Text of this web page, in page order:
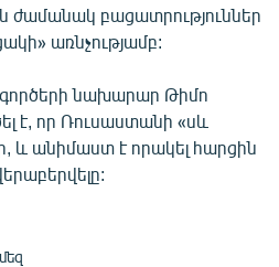
ժամանակ բացատրություններ
առնչությամբ:
նախարար Թիմո
է, որ Ռուսաստանի «սև
և անիմաստ է որակել հարցին